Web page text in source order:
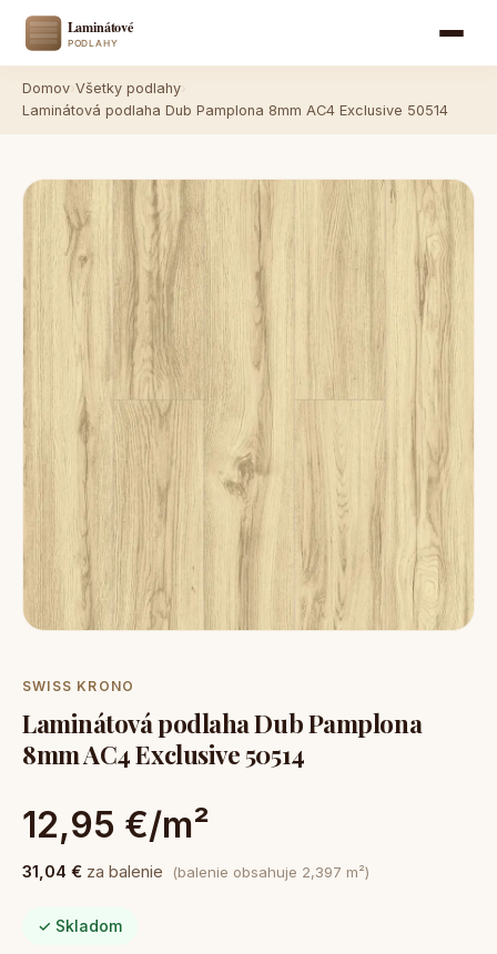
Domov Všetky podlahy
Laminátová podlaha Dub Pamplona 8mm AC4 Exclusive 50514
SWISS KRONO
Laminátová podlaha Dub Pamplona
8mm AC4 Exclusive 50514
12,95 €/m²
31,04 € za balenie (balenie obsahuje 2,397 m²)
✓ Skladom